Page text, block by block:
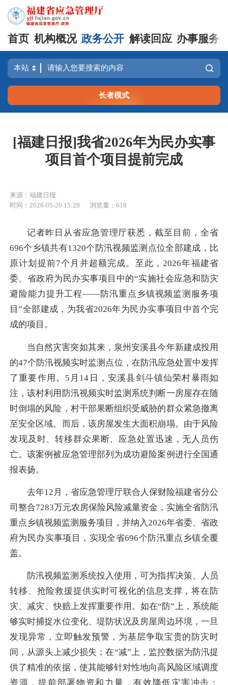
首页 机构概况 政务公开 解读回应 办事服务
长者模式
[福建日报]我省2026年为民办实事
项目首个项目提前完成
来源：福建日报
时间：2026-05-20 15:29
浏览量：618
记者昨日从省应急管理厅获悉，截至目前，全省
696个乡镇共有1320个防汛视频监测点位全部建成，比
原计划提前7个月并超额完成。至此，2026年福建省
委、省政府为民办实事项目中的“实施社会应急和防灾
避险能力提升工程——防汛重点乡镇视频监测服务项
目”全部建成，为我省2026年为民办实事项目中首个完
成的项目。
当自然灾害突如其来，泉州安溪县今年新建成投用
的47个防汛视频实时监测点位，在防汛应急处置中发挥
了重要作用。5月14日，安溪县剑斗镇仙荣村暴雨如
注，该村利用防汛视频实时监测系统判断一房屋存在随
时倒塌的风险，村干部果断组织受威胁的群众紧急撤离
至安全区域。而后，该房屋发生大面积崩塌。由于风险
发现及时、转移群众果断、应急处置迅速，无人员伤
亡。该案例被应急管理部列为成功避险案例进行全国通
报表扬。
去年12月，省应急管理厅联合人保财险福建省分公
司整合7283万元农房保险风险减量资金，实施全省防汛
重点乡镇视频监测服务项目，并纳入2026年省委、省政
府为民办实事项目，实现全省696个防汛重点乡镇全覆
盖。
防汛视频监测系统投入使用，可为指挥决策、人员
转移、抢险救援提供实时可视化的信息支撑，将在防
灾、减灾、快赔上发挥重要作用。如在“防”上，系统能
够实时捕捉水位变化、堤防状况及房屋周边环境，一旦
发现异常，立即触发预警，为基层争取宝贵的防灾时
间，从源头上减少损失；在“减”上，监控数据为防汛提
供了精准的依据，使其能够针对性地向高风险区域调度
资源，提前部署物资和力量，有效降低灾害冲击；